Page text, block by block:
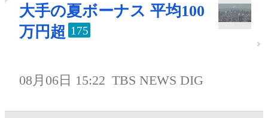
大手の夏ボーナス 平均100
万円超 175
08月06日 15:22 TBS NEWS DIG